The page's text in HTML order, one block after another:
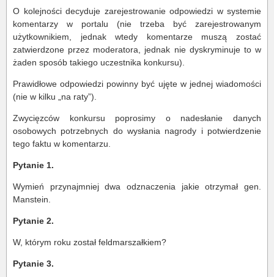
O kolejności decyduje zarejestrowanie odpowiedzi w systemie
komentarzy w portalu (nie trzeba być zarejestrowanym
użytkownikiem, jednak wtedy komentarze muszą zostać
zatwierdzone przez moderatora, jednak nie dyskryminuje to w
żaden sposób takiego uczestnika konkursu).
Prawidłowe odpowiedzi powinny być ujęte w jednej wiadomości
(nie w kilku „na raty”).
Zwycięzców konkursu poprosimy o nadesłanie danych
osobowych potrzebnych do wysłania nagrody i potwierdzenie
tego faktu w komentarzu.
Pytanie 1.
Wymień przynajmniej dwa odznaczenia jakie otrzymał gen.
Manstein.
Pytanie 2.
W, którym roku został feldmarszałkiem?
Pytanie 3.